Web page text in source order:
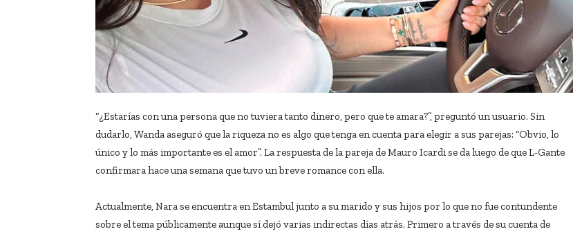
“¿Estarías con una persona que no tuviera tanto dinero, pero que te amara?”, preguntó un usuario. Sin
dudarlo, Wanda aseguró que la riqueza no es algo que tenga en cuenta para elegir a sus parejas: “Obvio, lo
único y lo más importante es el amor”. La respuesta de la pareja de Mauro Icardi se da luego de que L-Gante
confirmara hace una semana que tuvo un breve romance con ella.
Actualmente, Nara se encuentra en Estambul junto a su marido y sus hijos por lo que no fue contundente
sobre el tema públicamente aunque sí dejó varias indirectas días atrás. Primero a través de su cuenta de